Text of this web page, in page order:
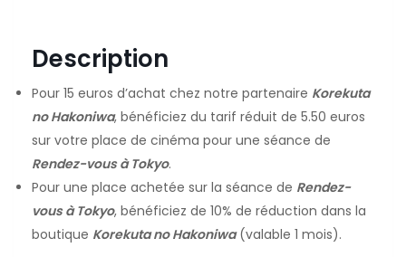
Description
Pour 15 euros d’achat chez notre partenaire Korekuta
no Hakoniwa, bénéficiez du tarif réduit de 5.50 euros
sur votre place de cinéma pour une séance de
Rendez-vous à Tokyo.
Pour une place achetée sur la séance de Rendez-
vous à Tokyo, bénéficiez de 10% de réduction dans la
boutique Korekuta no Hakoniwa(valable 1 mois).